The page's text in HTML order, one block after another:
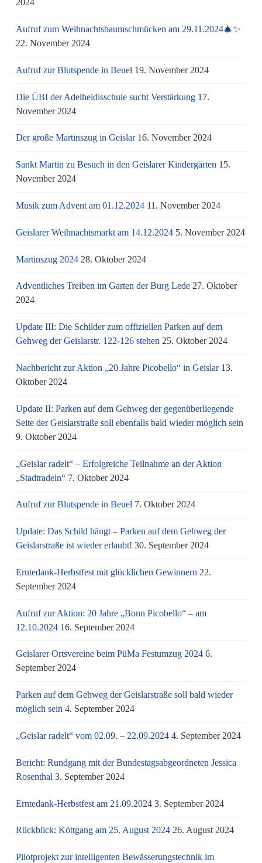
2024
Aufruf zum Weihnachtsbaumschmücken am 29.11.2024🎄✨
22. November 2024
Aufruf zur Blutspende in Beuel 19. November 2024
Die ÜBI der Adelheidisschule sucht Verstärkung 17.
November 2024
Der große Martinszug in Geislar 16. November 2024
Sankt Martin zu Besuch in den Geislarer Kindergärten 15.
November 2024
Musik zum Advent am 01.12.2024 11. November 2024
Geislarer Weihnachtsmarkt am 14.12.2024 5. November 2024
Martinszug 2024 28. Oktober 2024
Adventliches Treiben im Garten der Burg Lede 27. Oktober
2024
Update III: Die Schilder zum offiziellen Parken auf dem
Gehweg der Geislarstr. 122-126 stehen 25. Oktober 2024
Nachbericht zur Aktion „20 Jahre Picobello“ in Geislar 13.
Oktober 2024
Update II: Parken auf dem Gehweg der gegenüberliegende
Seite der Geislarstraße soll ebenfalls bald wieder möglich sein
9. Oktober 2024
„Geislar radelt“ – Erfolgreiche Teilnahme an der Aktion
„Stadtradeln“ 7. Oktober 2024
Aufruf zur Blutspende in Beuel 7. Oktober 2024
Update: Das Schild hängt – Parken auf dem Gehweg der
Geislarstraße ist wieder erlaubt! 30. September 2024
Erntedank-Herbstfest mit glücklichen Gewinnern 22.
September 2024
Aufruf zur Aktion: 20 Jahre „Bonn Picobello“ – am
12.10.2024 16. September 2024
Geislarer Ortsvereine beim PüMa Festumzug 2024 6.
September 2024
Parken auf dem Gehweg der Geislarstraße soll bald wieder
möglich sein 4. September 2024
„Geislar radelt“ vom 02.09. – 22.09.2024 4. September 2024
Bericht: Rundgang mit der Bundestagsabgeordneten Jessica
Rosenthal 3. September 2024
Erntedank-Herbstfest am 21.09.2024 3. September 2024
Rückblick: Köttgang am 25. August 2024 26. August 2024
Pilotprojekt zur intelligenten Bewässerungstechnik im